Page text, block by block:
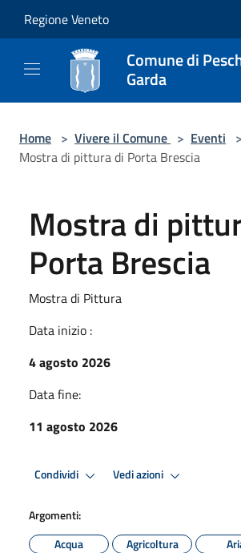
Regione Veneto
Comune di
Garda
Home > Vivere il Comune > Eventi >
Mostra di pittura di Porta Brescia
Mostra di
Porta Brescia
Mostra di Pittura
Data inizio :
4 agosto 2026
Data fine:
11 agosto 2026
Condividi Vedi azioni
Argomenti:
Acqua
Agricoltura